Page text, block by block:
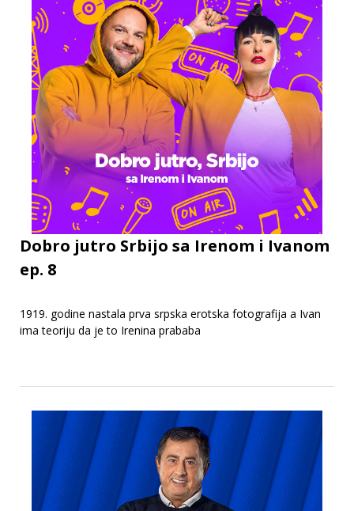
Dobro jutro Srbijo sa Irenom i Ivanom
ep. 8
1919. godine nastala prva srpska erotska fotografija a Ivan
ima teoriju da je to Irenina prababa